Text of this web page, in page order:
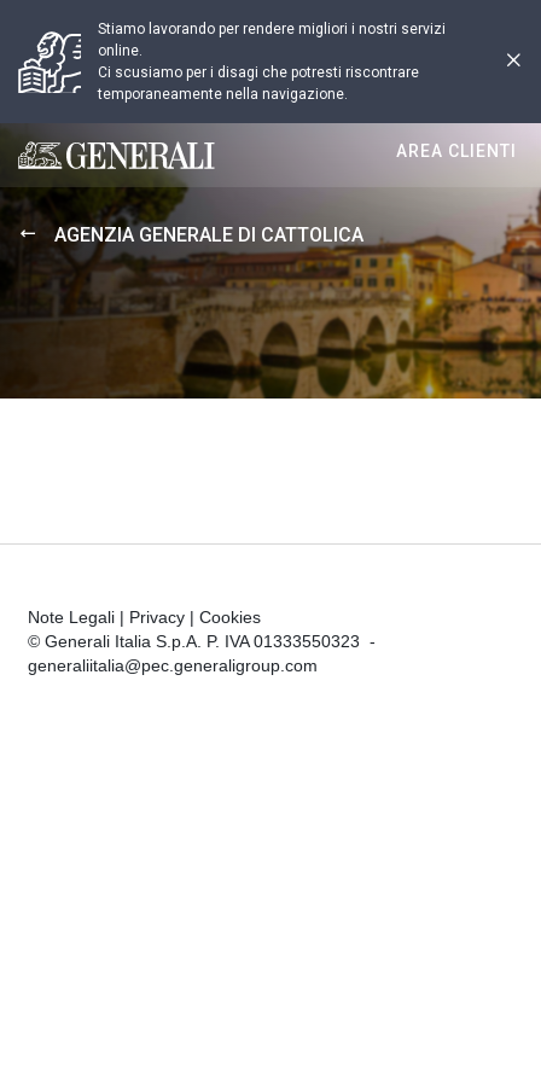
Stiamo lavorando per rendere migliori i nostri servizi
online.
Ci scusiamo per i disagi che potresti riscontrare
temporaneamente nella navigazione.
Generali logo
AREA CLIENTI
AGENZIA GENERALE DI CATTOLICA
Note Legali | Privacy | Cookies
© Generali Italia S.p.A. P. IVA 01333550323 -
generaliitalia@pec.generaligroup.com